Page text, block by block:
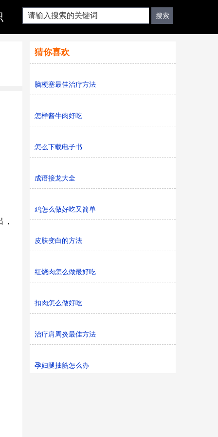
猜你喜欢
脑梗塞最佳治疗方法
怎样酱牛肉好吃
怎么下载电子书
成语接龙大全
鸡怎么做好吃又简单
皮肤变白的方法
红烧肉怎么做最好吃
扣肉怎么做好吃
治疗肩周炎最佳方法
孕妇腿抽筋怎么办